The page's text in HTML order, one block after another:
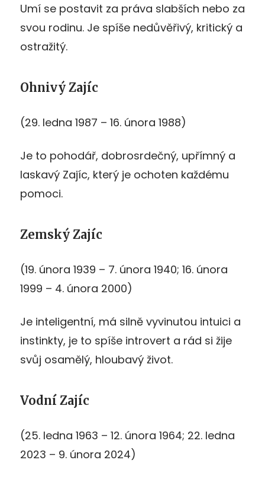
Umí se postavit za práva slabších nebo za
svou rodinu. Je spíše nedůvěřivý, kritický a
ostražitý.
Ohnivý Zajíc
(29. ledna 1987 – 16. února 1988)
Je to pohodář, dobrosrdečný, upřímný a
laskavý Zajíc, který je ochoten každému
pomoci.
Zemský Zajíc
(19. února 1939 – 7. února 1940; 16. února
1999 – 4. února 2000)
Je inteligentní, má silně vyvinutou intuici a
instinkty, je to spíše introvert a rád si žije
svůj osamělý, hloubavý život.
Vodní Zajíc
(25. ledna 1963 – 12. února 1964; 22. ledna
2023 – 9. února 2024)